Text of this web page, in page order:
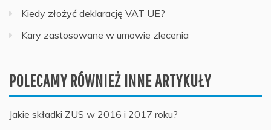
Kiedy złożyć deklarację VAT UE?
Kary zastosowane w umowie zlecenia
POLECAMY RÓWNIEŻ INNE ARTYKUŁY
Jakie składki ZUS w 2016 i 2017 roku?